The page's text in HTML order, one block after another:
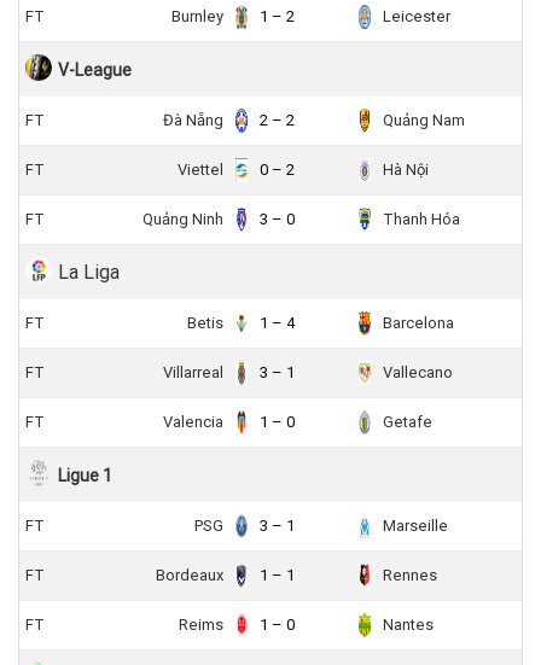
FT Burnley 1 – 2 Leicester
V-League
FT Đà Nẵng 2 – 2 Quảng Nam
FT Viettel 0 – 2 Hà Nội
FT Quảng Ninh 3 – 0 Thanh Hóa
La Liga
FT Betis 1 – 4 Barcelona
FT Villarreal 3 – 1 Vallecano
FT Valencia 1 – 0 Getafe
Ligue 1
FT PSG 3 – 1 Marseille
FT Bordeaux 1 – 1 Rennes
FT Reims 1 – 0 Nantes